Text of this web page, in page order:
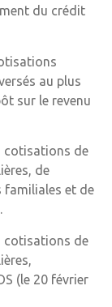
du crédit
au plus
sur le revenu
cotisations de
de
familiales et de
cotisations de
(le 20 février